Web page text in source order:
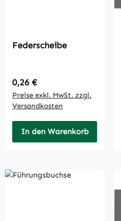
Federscheibe
Regulärer Preis:
0,26 €
Preise exkl. MwSt. zzgl.
Versandkosten
In den Warenkorb